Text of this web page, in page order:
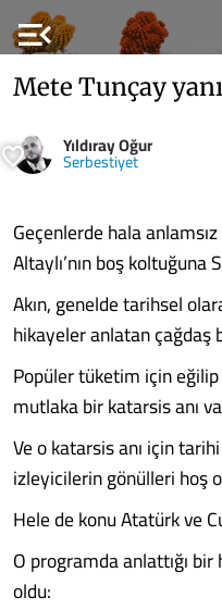
menu_open
Mete Tunçay
Yıldıray Oğur
Serbestiyet
Geçenlerde hala
Altaylı’nın boş koltuğuna
Akın, genelde tarihsel
hikayeler anlatan çağdaş
Popüler tüketim için
mutlaka bir katarsis anı
Ve o katarsis anı için
izleyicilerin gönülleri hoş
Hele de konu Atatürk ve
O programda anlattığı
oldu: